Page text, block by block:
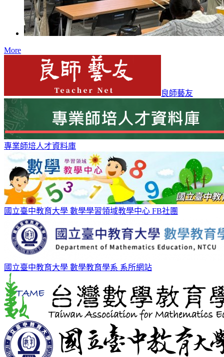
More
良師藝友
專業師培人才資料庫
國立臺中教育大學 數學學習領域教學中心 FB社團
國立臺中教育大學 數學教育學系 系所網站